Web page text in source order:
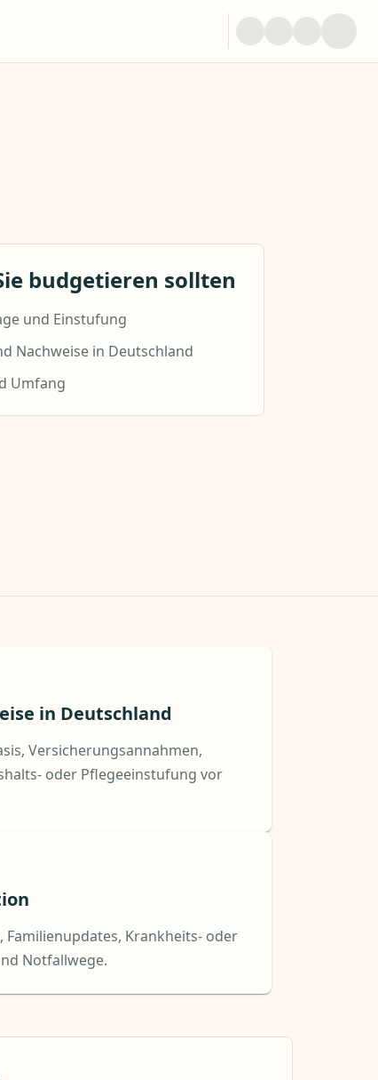
budgetieren sollten
und Einstufung
Nachweise in Deutschland
Umfang
in Deutschland
Versicherungsannahmen,
oder Pflegeeinstufung vor
Familienupdates, Krankheits- oder
Notfallwege.